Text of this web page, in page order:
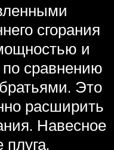
сгорания
и
сравнению
Это
расширить
Навесное